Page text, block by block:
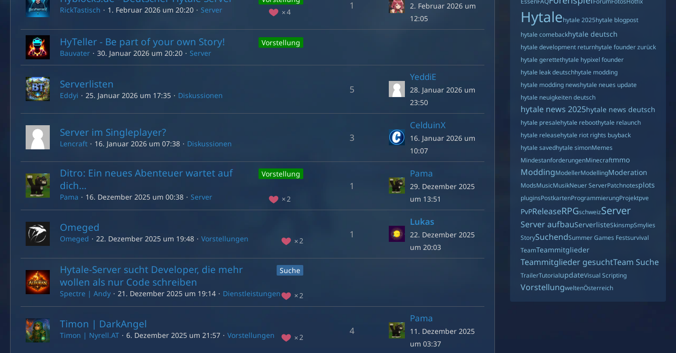
4
RickTastisch 1. Februar 2026 um 20:20 Server 1
2. Februar 2026 um
12:05
Vorstellung
HyTeller - Be part of your own Story!
Bauvater 30. Januar 2026 um 20:20 Server
Serverlisten
Eddyi 25. Januar 2026 um 17:35 Diskussionen
5
YeddiE
28. Januar 2026 um
23:50
Server im Singleplayer?
Lencraft 16. Januar 2026 um 07:38 Diskussionen
3
CelduinX
16. Januar 2026 um
10:07
Vorstellung
Ditro: Ein neues Abenteuer wartet auf
dich...
2
Pama 16. Dezember 2025 um 00:38 Server
1
Pama
29. Dezember 2025
um 13:51
Omeged
2
Omeged 22. Dezember 2025 um 19:48 Vorstellungen 1
Lukas
22. Dezember 2025
um 20:03
Suche
Hytale-Server sucht Developer, die mehr
wollen als nur Code schreiben
2
Spectre | Andy 21. Dezember 2025 um 19:14 Dienstleistungen
Timon | DarkAngel
2
Timon | Nyrell.AT 6. Dezember 2025 um 21:57 Vorstellungen 4
Pama
11. Dezember 2025
um 03:37
Hytalehytale 2025hytale blogpost
hytale comebackhytale deutsch
hytale development returnhytale founder zurück
hytale gerettethytale hypixel founder
hytale leak deutschhytale modding
hytale modding newshytale neues update
hytale neuigkeiten deutsch
hytale news 2025hytale news deutsch
hytale presalehytale reboothytale relaunch
hytale releasehytale riot rights buyback
hytale savedhytale simonMemes
MindestanforderungenMinecraftmmo
ModdingModellerModellingModeration
ModsMusicMusikNeuer ServerPatchnotesplots
pluginsPostkartenProgrammierungProjektpve
PvPReleaseRPGschweizServer
Server aufbauServerlisteSkinsmpSmylies
StorySuchendSummer Games Festsurvival
TeamTeammitglieder
Teammitglieder gesuchtTeam Suche
TrailerTutorialupdateVisual Scripting
VorstellungweltenÖsterreich